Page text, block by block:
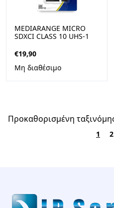
MEDIARANGE MICRO
SDXCI CLASS 10 UHS-1
GB (EXTENDED
CAPACITY) (MR945)
€19,90
Μη διαθέσιμο
1 2